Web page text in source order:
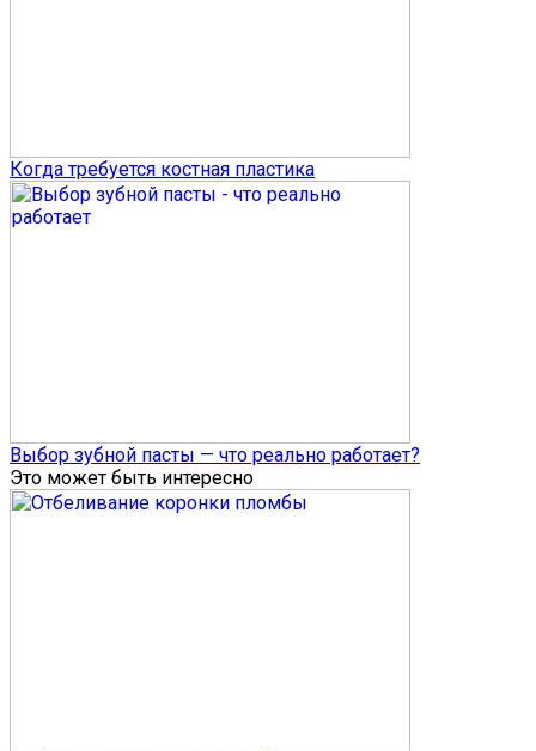
Когда требуется костная пластика
Выбор зубной пасты — что реально работает?
Это может быть интересно